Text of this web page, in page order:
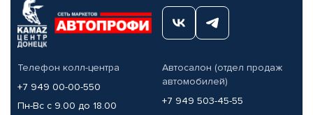
Телефон колл-центра
+7 949 00-00-550
Пн-Вс с 9.00 до 18.00
Автосалон (отдел продаж
автомобилей)
+7 949 503-45-55